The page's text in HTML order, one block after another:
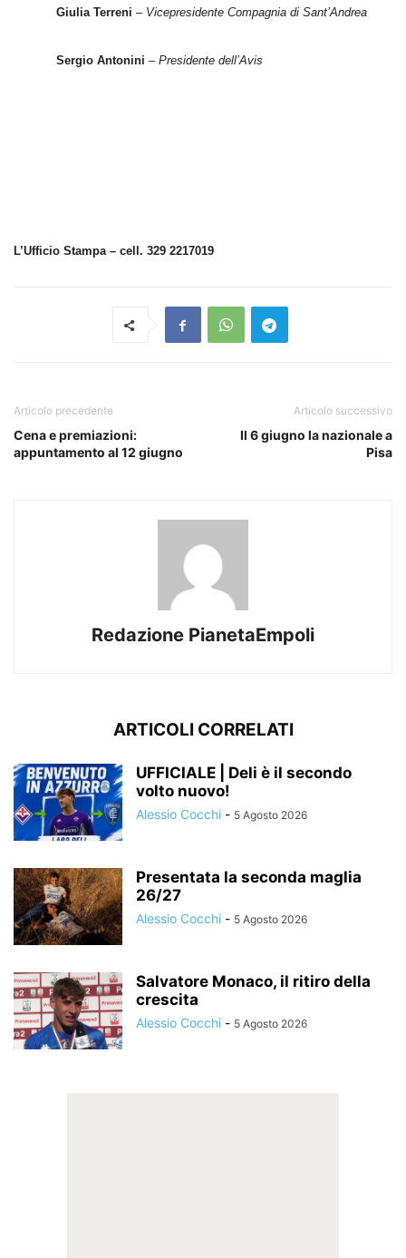
Giulia Terreni– Vicepresidente Compagnia di Sant’Andrea
Sergio Antonini – Presidente dell’Avis
L’Ufficio Stampa – cell. 329 2217019
Articolo precedente
Cena e premiazioni:
appuntamento al 12 giugno
Articolo successivo
Il 6 giugno la nazionale a
Pisa
Redazione PianetaEmpoli
ARTICOLI CORRELATI
UFFICIALE | Deli è il secondo
volto nuovo!
Alessio Cocchi - 5 Agosto 2026
Presentata la seconda maglia
26/27
Alessio Cocchi - 5 Agosto 2026
Salvatore Monaco, il ritiro della
crescita
Alessio Cocchi - 5 Agosto 2026